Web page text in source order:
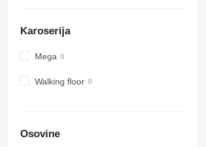
Karoserija
Mega
Walking floor
Osovine